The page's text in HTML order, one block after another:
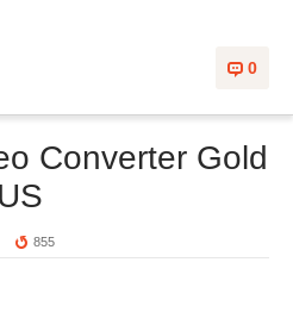
0
Converter Gold
855